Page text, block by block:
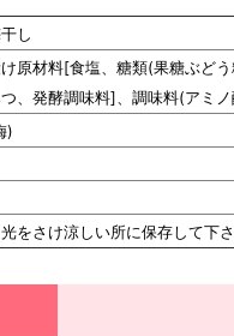
し
原材料[食塩、糖類(果糖ぶど
、発酵調味料]、調味料(アミ
)
をさけ涼しい所に保存して下さ